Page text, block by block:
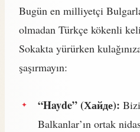
Bugün en milliyetçi
olmadan Türkçe kökenli
Sokakta yürürken
şaşırmayın:
“Hayde” (Хайде):
Balkanlar’ın ortak